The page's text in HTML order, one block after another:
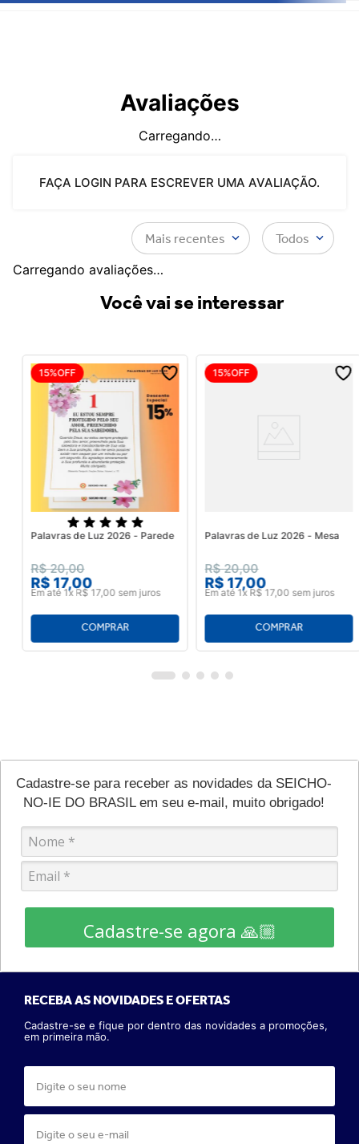
Avaliações
Carregando…
FAÇA LOGIN PARA ESCREVER UMA AVALIAÇÃO.
Mais recentes Todos
Carregando avaliações…
Você vai se interessar
15%OFF
Palavras de Luz 2026 - Parede
R$ 20,00
R$ 17,00
Em até 1x R$ 17,00 sem juros
15%OFF
Palavras de Luz 2026 - Mesa
R$ 20,00
R$ 17,00
Em até 1x R$ 17,00 sem juros
Cadastre-se para receber as novidades da SEICHO-
NO-IE DO BRASIL em seu e-mail, muito obrigado!
Cadastre-se agora 🙏🏼
RECEBA AS NOVIDADES E OFERTAS
Cadastre-se e fique por dentro das novidades a promoções,
em primeira mão.